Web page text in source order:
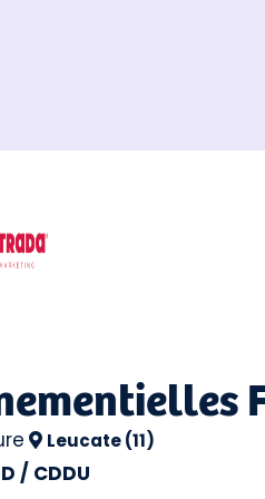
Leucate (11)
/ CDDU